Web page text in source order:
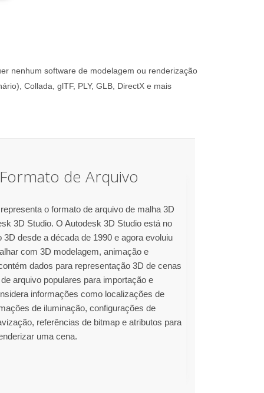
nenhum software de modelagem ou renderização
Collada, glTF, PLY, GLB, DirectX e mais
de Arquivo
o formato de arquivo de malha 3D
3D Studio. O Autodesk 3D Studio está no
desde a década de 1990 e agora evoluiu
com 3D modelagem, animação e
dados para representação 3D de cenas
arquivo populares para importação e
informações como localizações de
de iluminação, configurações de
referências de bitmap e atributos para
uma cena.